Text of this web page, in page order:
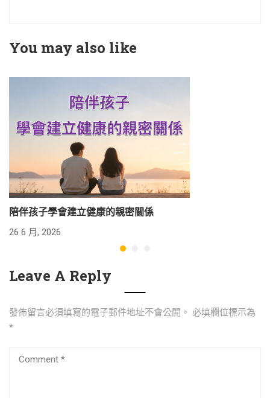
You may also like
陪伴孩子學會建立健康的親密關係
26 6 月, 2026
Leave A Reply
發佈留言必須填寫的電子郵件地址不會公開。 必填欄位標示為
*